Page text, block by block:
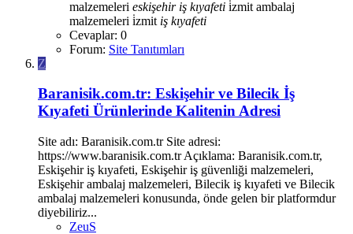
malzemeleri eskişehir iş kıyafeti i̇zmit ambalaj
malzemeleri i̇zmit iş kıyafeti
Cevaplar: 0
Forum: Site Tanıtımları
Z
Baranisik.com.tr: Eskişehir ve Bilecik İş
Kıyafeti Ürünlerinde Kalitenin Adresi
Site adı: Baranisik.com.tr Site adresi:
https://www.baranisik.com.tr Açıklama: Baranisik.com.tr,
Eskişehir iş kıyafeti, Eskişehir iş güvenliği malzemeleri,
Eskişehir ambalaj malzemeleri, Bilecik iş kıyafeti ve Bilecik
ambalaj malzemeleri konusunda, önde gelen bir platformdur
diyebiliriz...
ZeuS